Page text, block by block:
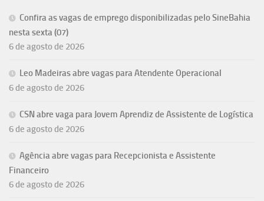
Confira as vagas de emprego disponibilizadas pelo SineBahia
nesta sexta (07)
6 de agosto de 2026
Leo Madeiras abre vagas para Atendente Operacional
6 de agosto de 2026
CSN abre vaga para Jovem Aprendiz de Assistente de Logística
6 de agosto de 2026
Agência abre vagas para Recepcionista e Assistente
Financeiro
6 de agosto de 2026